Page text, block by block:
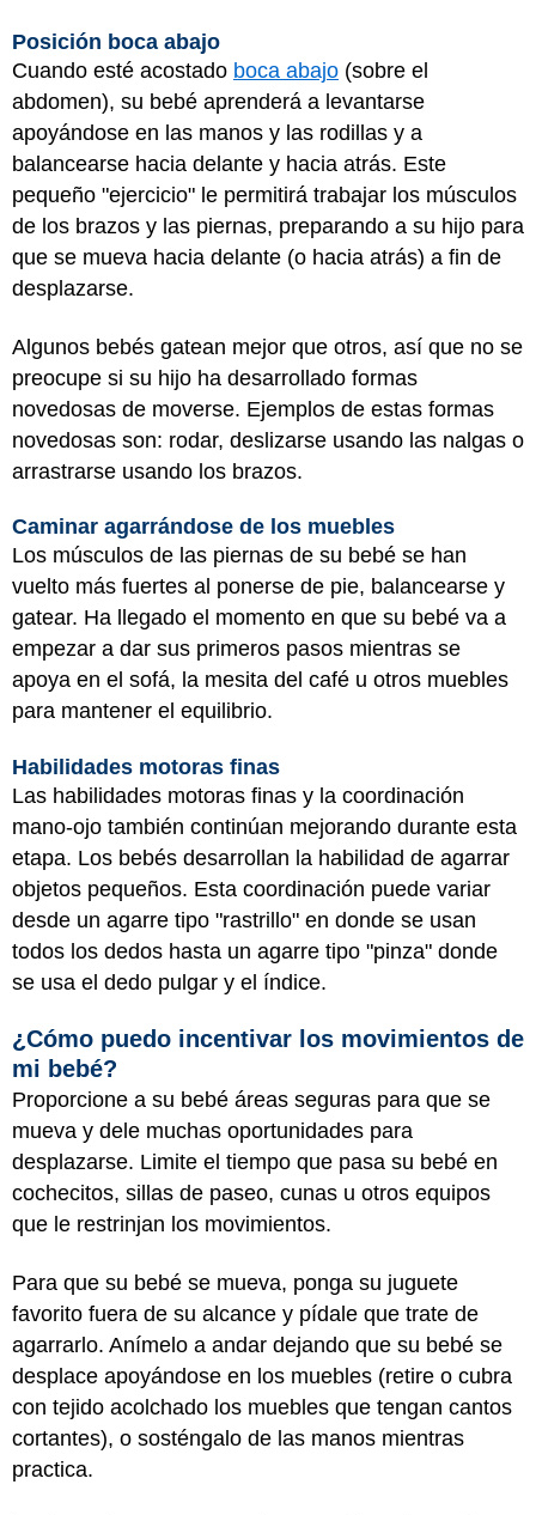
Posición boca abajo
Cuando esté acostado boca abajo (sobre el
abdomen), su bebé aprenderá a levantarse
apoyándose en las manos y las rodillas y a
balancearse hacia delante y hacia atrás. Este
pequeño "ejercicio" le permitirá trabajar los músculos
de los brazos y las piernas, preparando a su hijo para
que se mueva hacia delante (o hacia atrás) a fin de
desplazarse.
Algunos bebés gatean mejor que otros, así que no se
preocupe si su hijo ha desarrollado formas
novedosas de moverse. Ejemplos de estas formas
novedosas son: rodar, deslizarse usando las nalgas o
arrastrarse usando los brazos.
Caminar agarrándose de los muebles
Los músculos de las piernas de su bebé se han
vuelto más fuertes al ponerse de pie, balancearse y
gatear. Ha llegado el momento en que su bebé va a
empezar a dar sus primeros pasos mientras se
apoya en el sofá, la mesita del café u otros muebles
para mantener el equilibrio.
Habilidades motoras finas
Las habilidades motoras finas y la coordinación
mano-ojo también continúan mejorando durante esta
etapa. Los bebés desarrollan la habilidad de agarrar
objetos pequeños. Esta coordinación puede variar
desde un agarre tipo "rastrillo" en donde se usan
todos los dedos hasta un agarre tipo "pinza" donde
se usa el dedo pulgar y el índice.
¿Cómo puedo incentivar los movimientos de
mi bebé?
Proporcione a su bebé áreas seguras para que se
mueva y dele muchas oportunidades para
desplazarse. Limite el tiempo que pasa su bebé en
cochecitos, sillas de paseo, cunas u otros equipos
que le restrinjan los movimientos.
Para que su bebé se mueva, ponga su juguete
favorito fuera de su alcance y pídale que trate de
agarrarlo. Anímelo a andar dejando que su bebé se
desplace apoyándose en los muebles (retire o cubra
con tejido acolchado los muebles que tengan cantos
cortantes), o sosténgalo de las manos mientras
practica.